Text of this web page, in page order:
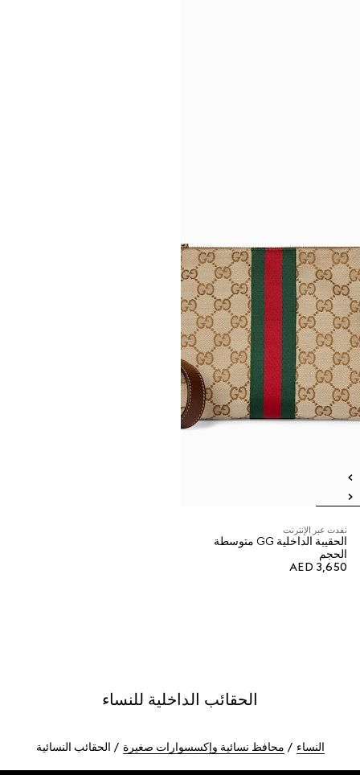
نفدت عبر الإنترنت
الحقيبة الداخلية GG متوسطة
الحجم
AED 3,650
الحقائب الداخلية للنساء
النساء محافظ نسائية وإكسسوارات صغيرة الحقائب النسائية